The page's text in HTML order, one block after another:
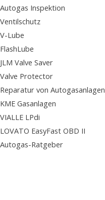
Autogas Inspektion
Ventilschutz
V-Lube
FlashLube
JLM Valve Saver
Valve Protector
Reparatur von Autogasanlagen
KME Gasanlagen
VIALLE LPdi
LOVATO EasyFast OBD II
Autogas-Ratgeber